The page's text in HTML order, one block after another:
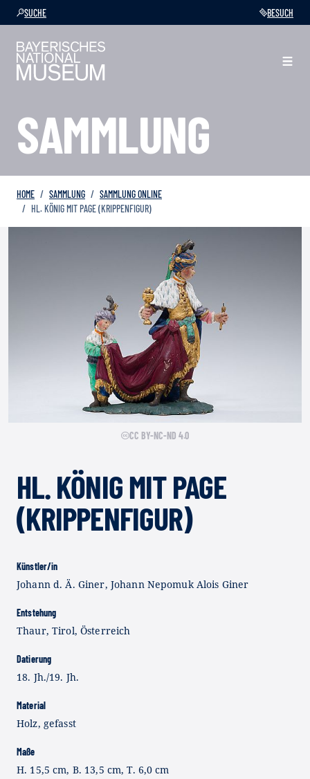
SUCHE BESUCH
SAMMLUNG
HOME SAMMLUNG
SAMMLUNG ONLINE
HL. KÖNIG MIT PAGE (KRIPPENFIGUR)
CC BY-NC-ND 4.0
HL. KÖNIG MIT PAGE
(KRIPPENFIGUR)
Künstler/in
Johann d. Ä. Giner, Johann Nepomuk Alois Giner
Entstehung
Thaur, Tirol, Österreich
Datierung
18. Jh./19. Jh.
Material
Holz, gefasst
Maße
H. 15,5 cm, B. 13,5 cm, T. 6,0 cm